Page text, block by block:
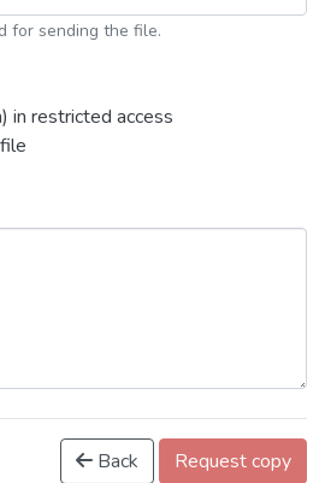
for sending the file.
in restricted access
Back Request copy